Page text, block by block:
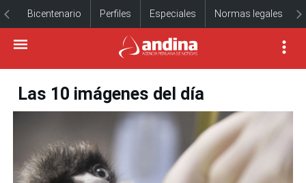
Bicentenario Perfiles Especiales Normas legales
Las 10 imágenes del día